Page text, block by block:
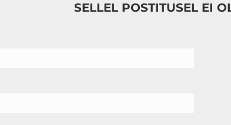
SELLEL POSTITUSEL EI